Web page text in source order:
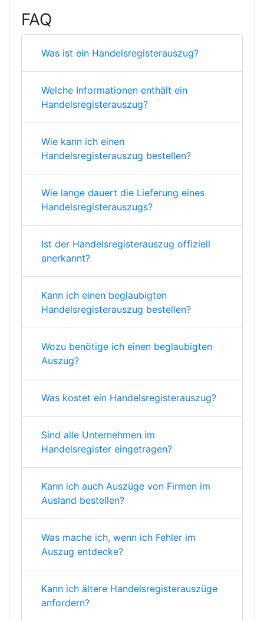
FAQ
Was ist ein Handelsregisterauszug?
Welche Informationen enthält ein
Handelsregisterauszug?
Wie kann ich einen
Handelsregisterauszug bestellen?
Wie lange dauert die Lieferung eines
Handelsregisterauszugs?
Ist der Handelsregisterauszug offiziell
anerkannt?
Kann ich einen beglaubigten
Handelsregisterauszug bestellen?
Wozu benötige ich einen beglaubigten
Auszug?
Was kostet ein Handelsregisterauszug?
Sind alle Unternehmen im
Handelsregister eingetragen?
Kann ich auch Auszüge von Firmen im
Ausland bestellen?
Was mache ich, wenn ich Fehler im
Auszug entdecke?
Kann ich ältere Handelsregisterauszüge
anfordern?